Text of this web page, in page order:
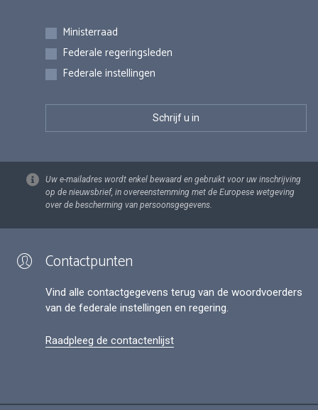
Inschrijvingen
Ministerraad
Federale regeringsleden
Federale instellingen
Uw e-mailadres wordt enkel bewaard en gebruikt voor uw inschrijving
op de nieuwsbrief, in overeenstemming met de Europese wetgeving
over de bescherming van persoonsgegevens.
Contactpunten
Vind alle contactgegevens terug van de woordvoerders
van de federale instellingen en regering.
Raadpleeg de contactenlijst